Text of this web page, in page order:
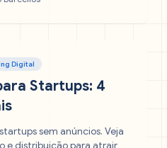
Digital
Startups: 4
sem anúncios. Veja
e distribuição para atrair